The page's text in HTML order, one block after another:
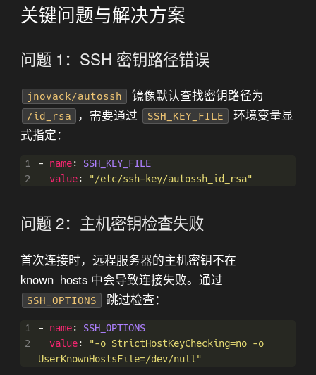
关键问题与解决方案
问题 1：SSH 密钥路径错误
jnovack/autossh 镜像默认查找密钥路径为
/id_rsa ，需要通过 SSH_KEY_FILE
环境变量显
式指定：
1 - name: SSH_KEY_FILE
2
value: "/etc/ssh-key/autossh_id_rsa"
问题 2：主机密钥检查失败
首次连接时，远程服务器的主机密钥不在
known_hosts 中会导致连接失败。通过
SSH_OPTIONS 跳过检查：
1 - name: SSH_OPTIONS
2
value:
"-o StrictHostKeyChecking=no -o
UserKnownHostsFile=/dev/null"